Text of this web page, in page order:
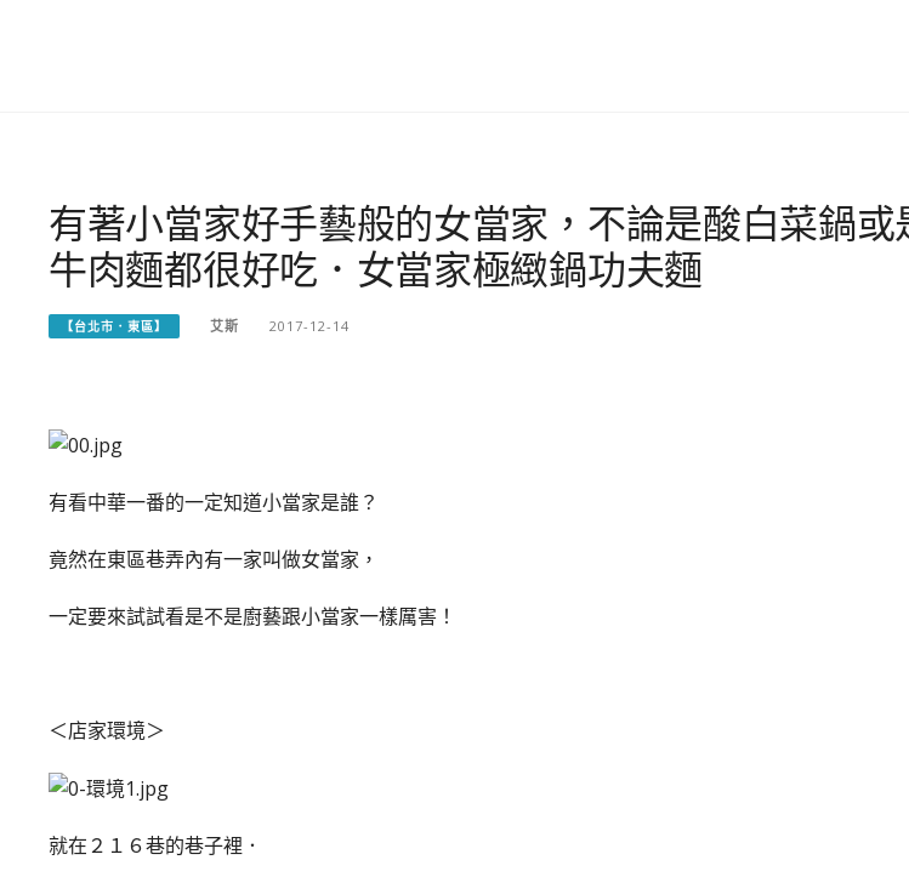
有著小當家好手藝般的女當家，不論是酸白菜鍋或
牛肉麵都很好吃．女當家極緻鍋功夫麵
【台北市．東區】 艾斯 2017-12-14
有看中華一番的一定知道小當家是誰？
竟然在東區巷弄內有一家叫做女當家，
一定要來試試看是不是廚藝跟小當家一樣厲害！
＜店家環境＞
就在２１６巷的巷子裡．